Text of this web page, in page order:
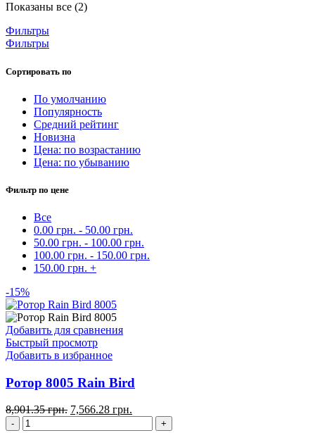
Показаны все (2)
Фильтры
Фильтры
Сортировать по
По умолчанию
Популярность
Средний рейтинг
Новизна
Цена: по возрастанию
Цена: по убыванию
Фильтр по цене
Все
0.00 грн. - 50.00 грн.
50.00 грн. - 100.00 грн.
100.00 грн. - 150.00 грн.
150.00 грн. +
-15%
Добавить для сравнения
Быстрый просмотр
Добавить в избранное
Ротор 8005 Rain Bird
8,901.35грн. 7,566.28 грн.